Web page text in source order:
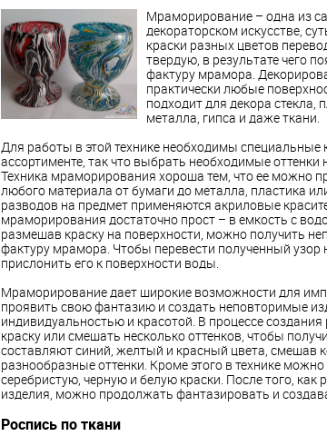
Мраморирование – одна из
декораторском искусстве,
краски разных цветов
твердую, в результате чего
фактуру мрамора.
практически любые
подходит для декора стекла,
металла, гипса и даже ткани.
Для работы в этой технике необходимы
ассортименте, так что выбрать необходимые оттенки
Техника мраморирования хороша тем, что ее можно
любого материала от бумаги до металла, пластика
разводов на предмет применяются акриловые
мраморирования достаточно прост – в емкость с
размешав краску на поверхности, можно получить
фактуру мрамора. Чтобы перевести полученный узор
прислонить его к поверхности воды.
Мраморирование дает широкие возможности для
проявить свою фантазию и создать неповторимые
индивидуальностью и красотой. В процессе
краску или смешать несколько оттенков, чтобы
составляют синий, желтый и красный цвета, смешав
разнообразные оттенки. Кроме этого в технике
серебристую, черную и белую краски. После того, как
изделия, можно продолжать фантазировать и
Роспись по ткани